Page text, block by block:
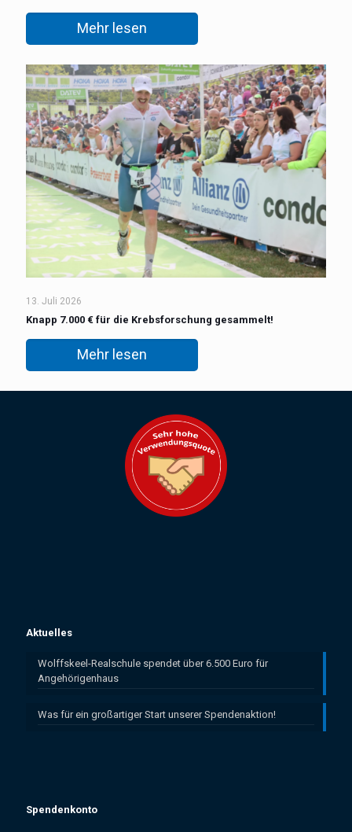
Mehr lesen
13. Juli 2026
Knapp 7.000 € für die Krebsforschung gesammelt!
Mehr lesen
Aktuelles
Wolffskeel-Realschule spendet über 6.500 Euro für
Angehörigenhaus
Was für ein großartiger Start unserer Spendenaktion!
Spendenkonto